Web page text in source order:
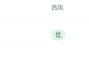
西风
优